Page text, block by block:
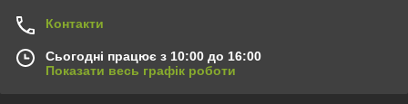
Контакти
Сьогодні працює з 10:00 до 16:00
Показати весь графік роботи